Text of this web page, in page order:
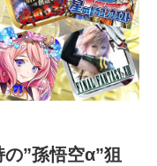
の”孫悟空α”狙